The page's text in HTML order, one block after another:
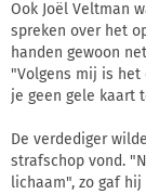
Ook Joël Veltman
spreken over het
handen gewoon
"Volgens mij is het
je geen gele kaart
De verdediger
strafschop vond.
lichaam", zo gaf